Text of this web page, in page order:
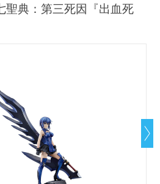
聖典：第三死因『出血死